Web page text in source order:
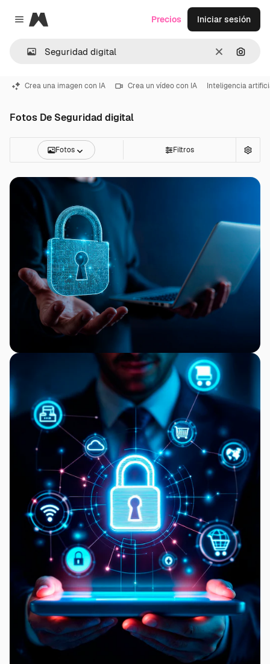
Close menu
Magnific
Borrar
Precios Iniciar sesión
Crea una imagen con IA Crea un vídeo con IA Inteligencia
Fotos De Seguridad digital
Fotos Filtros